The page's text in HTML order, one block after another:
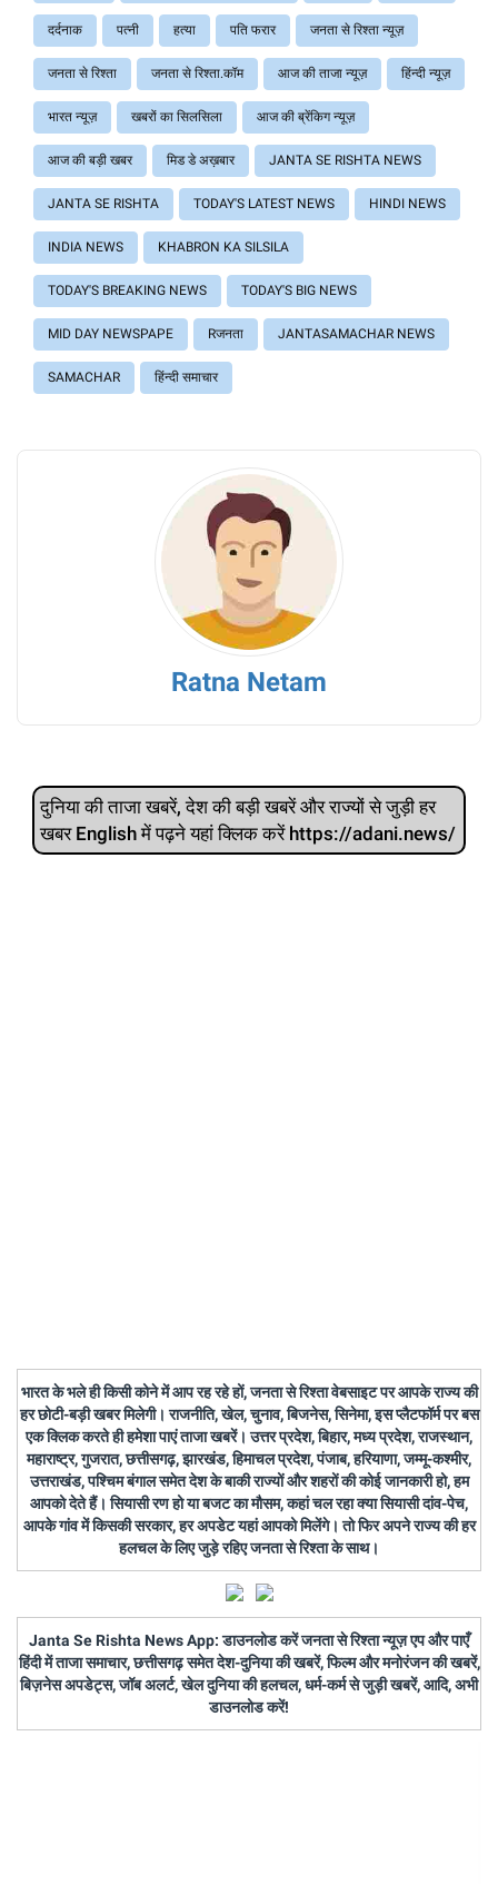
दर्दनाक पत्नी हत्या पति फरार जनता से रिश्ता न्यूज़
जनता से रिश्ता जनता से रिश्ता.कॉम आज की ताजा न्यूज़ हिंन्दी न्यूज़
भारत न्यूज़ खबरों का सिलसिला आज की ब्रेंकिग न्यूज़
आज की बड़ी खबर मिड डे अख़बार JANTA SE RISHTA NEWS
JANTA SE RISHTA TODAY'S LATEST NEWS HINDI NEWS
INDIA NEWS KHABRON KA SILSILA
TODAY'S BREAKING NEWS TODAY'S BIG NEWS
MID DAY NEWSPAPE Rजनता JANTASAMACHAR NEWS
SAMACHAR हिंन्दी समाचार
Ratna Netam
दुनिया की ताजा खबरें, देश की बड़ी खबरें और राज्‍यों से जुड़ी हर
खबर English में पढ़ने यहां क्लिक करें https://adani.news/
भारत के भले ही किसी कोने में आप रह रहे हों, जनता से रिश्ता वेबसाइट पर आपके राज्य की
हर छोटी-बड़ी खबर मिलेगी। राजनीति, खेल, चुनाव, बिजनेस, सिनेमा, इस प्लैटफॉर्म पर बस
एक क्लिक करते ही हमेशा पाएं ताजा खबरें। उत्तर प्रदेश, बिहार, मध्य प्रदेश, राजस्थान,
महाराष्ट्र, गुजरात, छत्तीसगढ़, झारखंड, हिमाचल प्रदेश, पंजाब, हरियाणा, जम्मू-कश्मीर,
उत्तराखंड, पश्चिम बंगाल समेत देश के बाकी राज्यों और शहरों की कोई जानकारी हो, हम
आपको देते हैं। सियासी रण हो या बजट का मौसम, कहां चल रहा क्या सियासी दांव-पेच,
आपके गांव में किसकी सरकार, हर अपडेट यहां आपको मिलेंगे। तो फिर अपने राज्य की हर
हलचल के लिए जुड़े रहिए जनता से रिश्ता के साथ।
Janta Se Rishta News App: डाउनलोड करें जनता से रिश्ता न्यूज़ एप और पाएँ
हिंदी में ताजा समाचार, छत्तीसगढ़ समेत देश-दुनिया की खबरें, फिल्म और मनोरंजन की खबरें,
बिज़नेस अपडेट्स, जॉब अलर्ट, खेल दुनिया की हलचल, धर्म-कर्म से जुड़ी खबरें, आदि, अभी
डाउनलोड करें!